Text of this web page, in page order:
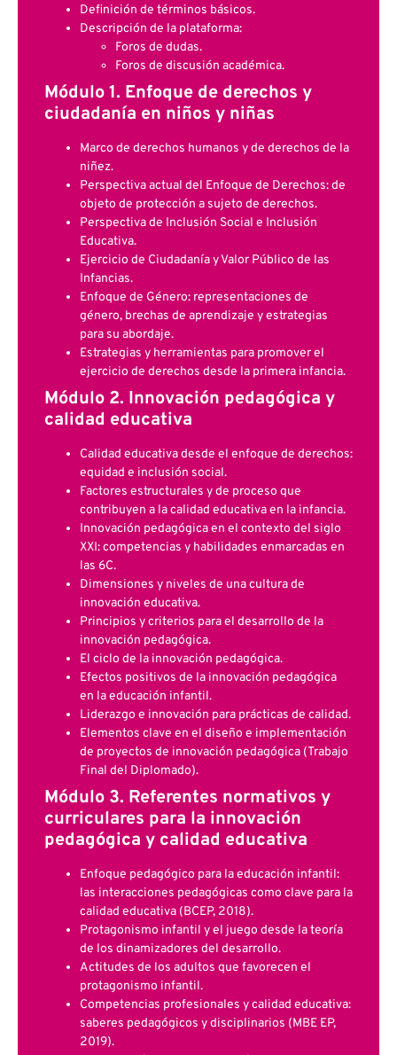
Definición de términos básicos.
Descripción de la plataforma:
Foros de dudas.
Foros de discusión académica.
Módulo 1. Enfoque de derechos y
ciudadanía en niños y niñas
Marco de derechos humanos y de derechos de la
niñez.
Perspectiva actual del Enfoque de Derechos: de
objeto de protección a sujeto de derechos.
Perspectiva de Inclusión Social e Inclusión
Educativa.
Ejercicio de Ciudadanía y Valor Público de las
Infancias.
Enfoque de Género: representaciones de
género, brechas de aprendizaje y estrategias
para su abordaje.
Estrategias y herramientas para promover el
ejercicio de derechos desde la primera infancia.
Módulo 2. Innovación pedagógica y
calidad educativa
Calidad educativa desde el enfoque de derechos:
equidad e inclusión social.
Factores estructurales y de proceso que
contribuyen a la calidad educativa en la infancia.
Innovación pedagógica en el contexto del siglo
XXI: competencias y habilidades enmarcadas en
las 6C.
Dimensiones y niveles de una cultura de
innovación educativa.
Principios y criterios para el desarrollo de la
innovación pedagógica.
El ciclo de la innovación pedagógica.
Efectos positivos de la innovación pedagógica
en la educación infantil.
Liderazgo e innovación para prácticas de calidad.
Elementos clave en el diseño e implementación
de proyectos de innovación pedagógica (Trabajo
Final del Diplomado).
Módulo 3. Referentes normativos y
curriculares para la innovación
pedagógica y calidad educativa
Enfoque pedagógico para la educación infantil:
las interacciones pedagógicas como clave para la
calidad educativa (BCEP, 2018).
Protagonismo infantil y el juego desde la teoría
de los dinamizadores del desarrollo.
Actitudes de los adultos que favorecen el
protagonismo infantil.
Competencias profesionales y calidad educativa:
saberes pedagógicos y disciplinarios (MBE EP,
2019).